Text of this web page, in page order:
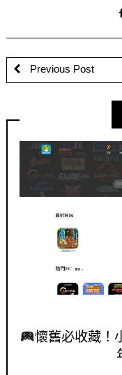
Previous Post
懷舊必收藏！